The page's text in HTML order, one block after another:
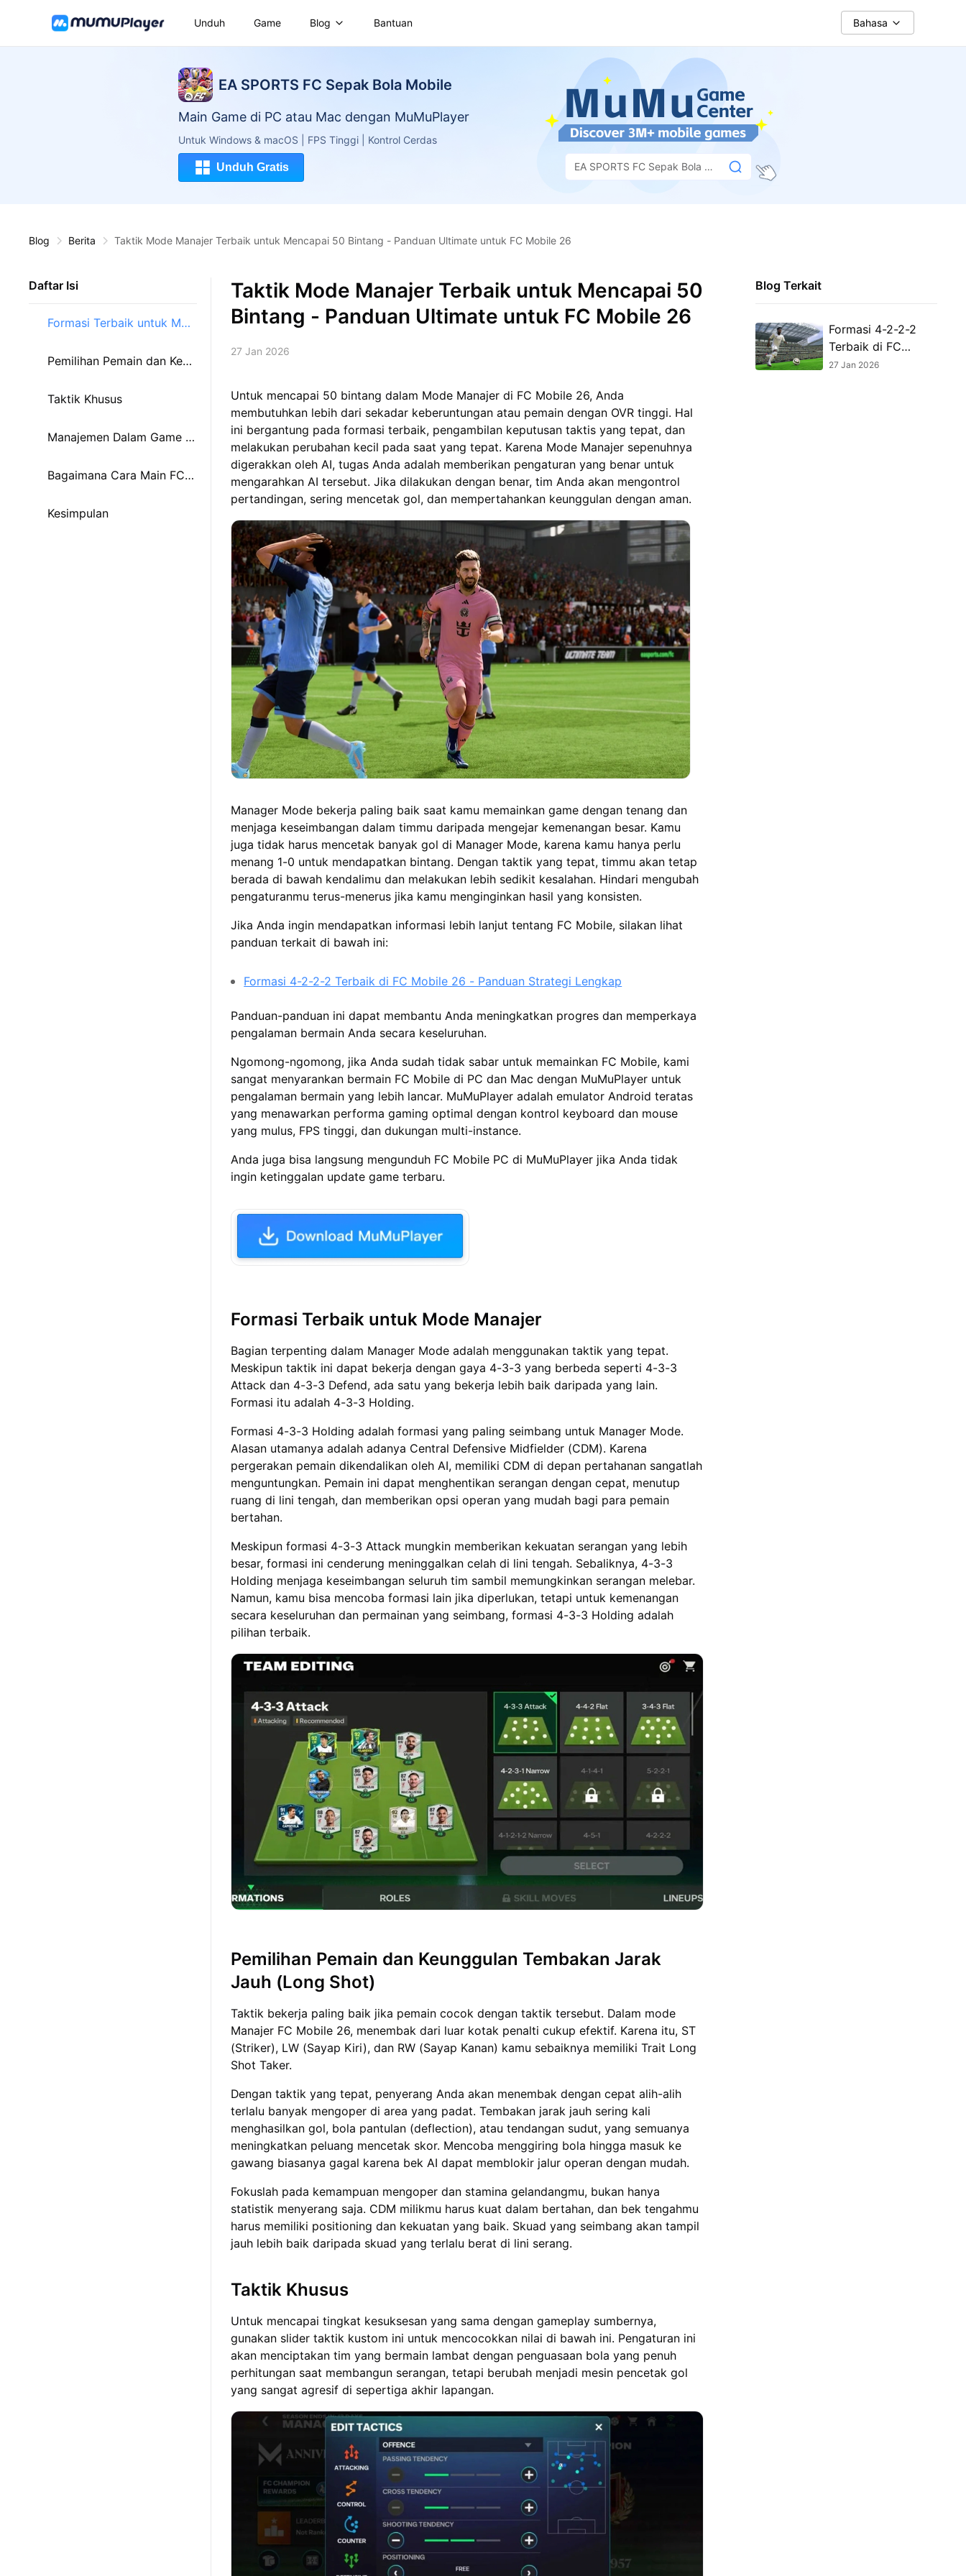
Unduh Game Blog Bantuan Bahasa
EA SPORTS FC Sepak Bola Mobile
Main Game di PC atau Mac dengan MuMuPlayer
Untuk Windows & macOS | FPS Tinggi | Kontrol Cerdas
Unduh Gratis
EA SPORTS FC Sepak Bola Mo
bile
Blog Berita Taktik Mode Manajer Terbaik untuk Mencapai 50 Bintang - Panduan Ultimate untuk FC Mobile 26
Daftar Isi
Formasi Terbaik untuk Mod
e Manajer
Pemilihan Pemain dan Keun
ggulan Tembakan Jarak Ja
uh (Long Shot)
Taktik Khusus
Manajemen Dalam Game -
Trik Kemenangan
Bagaimana Cara Main FC
Mobile di PC atau Mac me
Kesimpulan
Taktik Mode Manajer Terbaik untuk Mencapai 50
Bintang - Panduan Ultimate untuk FC Mobile 26
27 Jan 2026
Untuk mencapai 50 bintang dalam Mode Manajer di FC Mobile 26, Anda
membutuhkan lebih dari sekadar keberuntungan atau pemain dengan OVR tinggi. Hal
ini bergantung pada formasi terbaik, pengambilan keputusan taktis yang tepat, dan
melakukan perubahan kecil pada saat yang tepat. Karena Mode Manajer sepenuhnya
digerakkan oleh AI, tugas Anda adalah memberikan pengaturan yang benar untuk
mengarahkan AI tersebut. Jika dilakukan dengan benar, tim Anda akan mengontrol
pertandingan, sering mencetak gol, dan mempertahankan keunggulan dengan aman.
Manager Mode bekerja paling baik saat kamu memainkan game dengan tenang dan
menjaga keseimbangan dalam timmu daripada mengejar kemenangan besar. Kamu
juga tidak harus mencetak banyak gol di Manager Mode, karena kamu hanya perlu
menang 1-0 untuk mendapatkan bintang. Dengan taktik yang tepat, timmu akan tetap
berada di bawah kendalimu dan melakukan lebih sedikit kesalahan. Hindari mengubah
pengaturanmu terus-menerus jika kamu menginginkan hasil yang konsisten.
Jika Anda ingin mendapatkan informasi lebih lanjut tentang FC Mobile, silakan lihat
panduan terkait di bawah ini:
Formasi 4-2-2-2 Terbaik di FC Mobile 26 - Panduan Strategi Lengkap
Panduan-panduan ini dapat membantu Anda meningkatkan progres dan memperkaya
pengalaman bermain Anda secara keseluruhan.
Ngomong-ngomong, jika Anda sudah tidak sabar untuk memainkan FC Mobile, kami
sangat menyarankan bermain FC Mobile di PC dan Mac dengan MuMuPlayer untuk
pengalaman bermain yang lebih lancar. MuMuPlayer adalahemulator Android teratas
yang menawarkan performa gaming optimal dengan kontrol keyboard dan mouse
yang mulus, FPS tinggi, dan dukungan multi-instance.
Anda juga bisa langsung mengunduh FC Mobile PC di MuMuPlayer jika Anda tidak
ingin ketinggalan update game terbaru.
Formasi Terbaik untuk Mode Manajer
Bagian terpenting dalam Manager Mode adalah menggunakan taktik yang tepat.
Meskipun taktik ini dapat bekerja dengan gaya 4-3-3 yang berbeda seperti 4-3-3
Attack dan 4-3-3 Defend, ada satu yang bekerja lebih baik daripada yang lain.
Formasi itu adalah 4-3-3 Holding.
Formasi 4-3-3 Holding adalah formasi yang paling seimbang untuk Manager Mode.
Alasan utamanya adalah adanya Central Defensive Midfielder (CDM). Karena
pergerakan pemain dikendalikan oleh AI, memiliki CDM di depan pertahanan sangatlah
menguntungkan. Pemain ini dapat menghentikan serangan dengan cepat, menutup
ruang di lini tengah, dan memberikan opsi operan yang mudah bagi para pemain
bertahan.
Meskipun formasi 4-3-3 Attack mungkin memberikan kekuatan serangan yang lebih
besar, formasi ini cenderung meninggalkan celah di lini tengah. Sebaliknya, 4-3-3
Holding menjaga keseimbangan seluruh tim sambil memungkinkan serangan melebar.
Namun, kamu bisa mencoba formasi lain jika diperlukan, tetapi untuk kemenangan
secara keseluruhan dan permainan yang seimbang, formasi 4-3-3 Holding adalah
pilihan terbaik.
Pemilihan Pemain dan Keunggulan Tembakan Jarak
Jauh (Long Shot)
Taktik bekerja paling baik jika pemain cocok dengan taktik tersebut. Dalam mode
Manajer FC Mobile 26, menembak dari luar kotak penalti cukup efektif. Karena itu, ST
(Striker), LW (Sayap Kiri), dan RW (Sayap Kanan) kamu sebaiknya memiliki Trait Long
Shot Taker.
Dengan taktik yang tepat, penyerang Anda akan menembak dengan cepat alih-alih
terlalu banyak mengoper di area yang padat. Tembakan jarak jauh sering kali
menghasilkan gol, bola pantulan (deflection), atau tendangan sudut, yang semuanya
meningkatkan peluang mencetak skor. Mencoba menggiring bola hingga masuk ke
gawang biasanya gagal karena bek AI dapat memblokir jalur operan dengan mudah.
Fokuslah pada kemampuan mengoper dan stamina gelandangmu, bukan hanya
statistik menyerang saja. CDM milikmu harus kuat dalam bertahan, dan bek tengahmu
harus memiliki positioning dan kekuatan yang baik. Skuad yang seimbang akan tampil
jauh lebih baik daripada skuad yang terlalu berat di lini serang.
Taktik Khusus
Untuk mencapai tingkat kesuksesan yang sama dengan gameplay sumbernya,
gunakan slider taktik kustom ini untuk mencocokkan nilai di bawah ini. Pengaturan ini
akan menciptakan tim yang bermain lambat dengan penguasaan bola yang penuh
perhitungan saat membangun serangan, tetapi berubah menjadi mesin pencetak gol
yang sangat agresif di sepertiga akhir lapangan.
Blog Terkait
Formasi 4-2-2-2
Terbaik di FC
Mobile 26 -
27 Jan 2026